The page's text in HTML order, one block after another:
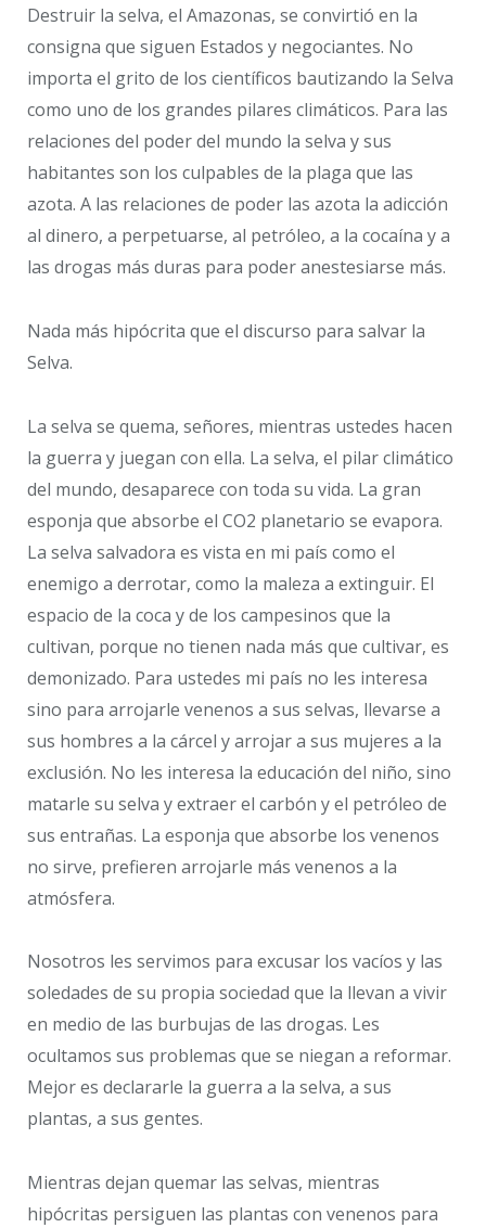
Destruir la selva, el Amazonas, se convirtió en la
consigna que siguen Estados y negociantes. No
importa el grito de los científicos bautizando la Selva
como uno de los grandes pilares climáticos. Para las
relaciones del poder del mundo la selva y sus
habitantes son los culpables de la plaga que las
azota. A las relaciones de poder las azota la adicción
al dinero, a perpetuarse, al petróleo, a la cocaína y a
las drogas más duras para poder anestesiarse más.
Nada más hipócrita que el discurso para salvar la
Selva.
La selva se quema, señores, mientras ustedes hacen
la guerra y juegan con ella. La selva, el pilar climático
del mundo, desaparece con toda su vida. La gran
esponja que absorbe el CO2 planetario se evapora.
La selva salvadora es vista en mi país como el
enemigo a derrotar, como la maleza a extinguir. El
espacio de la coca y de los campesinos que la
cultivan, porque no tienen nada más que cultivar, es
demonizado. Para ustedes mi país no les interesa
sino para arrojarle venenos a sus selvas, llevarse a
sus hombres a la cárcel y arrojar a sus mujeres a la
exclusión. No les interesa la educación del niño, sino
matarle su selva y extraer el carbón y el petróleo de
sus entrañas. La esponja que absorbe los venenos
no sirve, prefieren arrojarle más venenos a la
atmósfera.
Nosotros les servimos para excusar los vacíos y las
soledades de su propia sociedad que la llevan a vivir
en medio de las burbujas de las drogas. Les
ocultamos sus problemas que se niegan a reformar.
Mejor es declararle la guerra a la selva, a sus
plantas, a sus gentes.
Mientras dejan quemar las selvas, mientras
hipócritas persiguen las plantas con venenos para